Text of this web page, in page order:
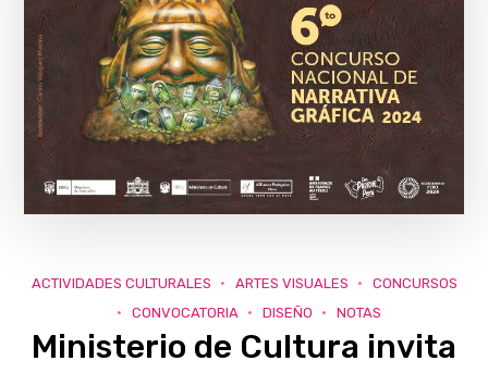
ACTIVIDADES CULTURALES ARTES VISUALES
CONCURSOS
CONVOCATORIA
DISEÑO NOTAS
Ministerio de Cultura invita